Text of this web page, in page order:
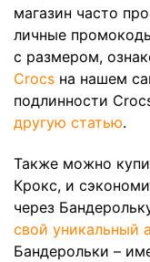
магазин часто
личные
с размером,
Crocs на нашем
подлинности
другую статью.
Также можно
Крокс, и
через
свой уникальный
Бандерольки –